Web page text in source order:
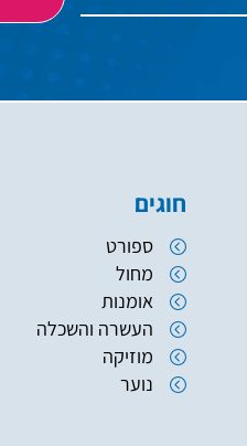
חוגים
ספורט
מחול
אומנות
העשרה והשכלה
מוזיקה
נוער